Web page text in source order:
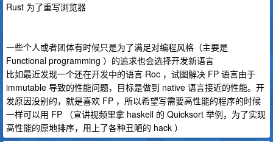
Rust 为了重写浏览器
一些个人或者团体有时候只是为了满足对编程风格（主要是
Functional programming ）的追求也会选择开发新语言
比如最近发现一个还在开发中的语言 Roc ，试图解决 FP 语言由于
immutable 导致的性能问题，目标是做到 native 语言接近的性能。开
发原因没别的，就是喜欢 FP ，所以希望写需要高性能的程序的时候
一样可以用 FP （宣讲视频里拿 haskell 的 Quicksort 举例，为了实现
高性能的原地排序，用上了各种丑陋的 hack ）